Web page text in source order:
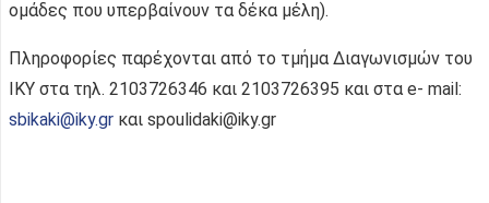
ομάδες που υπερβαίνουν τα δέκα μέλη).
Πληροφορίες παρέχονται από το τμήμα Διαγωνισμών του
ΙΚΥ στα τηλ. 2103726346 και 2103726395 και στα e- mail:
sbikaki@iky.gr και spoulidaki@iky.gr